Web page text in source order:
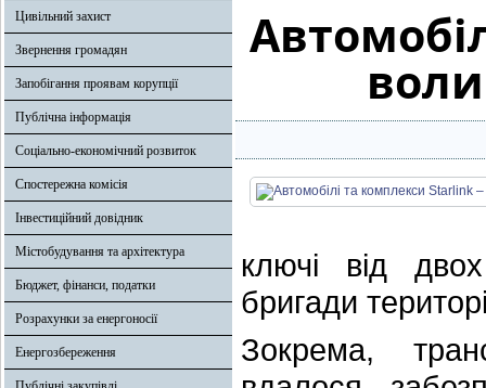
Цивільний захист
Звернення громадян
Запобігання проявам корупції
Публічна інформація
Соціально-економічний розвиток
Спостережна комісія
Інвестиційний довідник
Містобудування та архітектура
Бюджет, фінанси, податки
Розрахунки за енергоносії
Енергозбереження
ключі від
бригади
Зокрема,